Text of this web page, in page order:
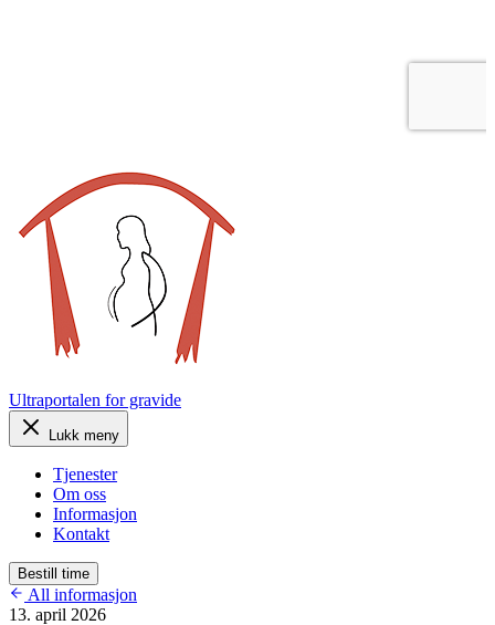
Ultraportalen for gravide
Lukk meny
Tjenester
Om oss
Informasjon
Kontakt
Bestill time
All informasjon
13. april 2026